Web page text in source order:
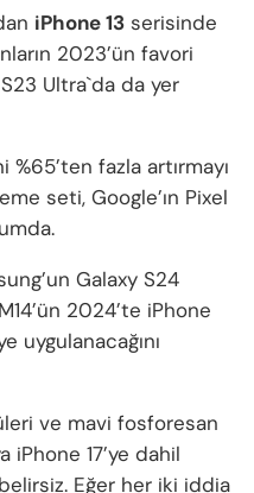
iPhone 13 serisinde
2023’ün favori
Ultra`da da yer
fazla artırmayı
seti, Google’ın Pixel
Galaxy S24
2024’te iPhone
uygulanacağını
ve mavi fosforesan
iPhone 17’ye dahil
Eğer her iki iddia